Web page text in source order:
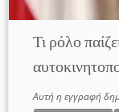
Τι ρόλο
Αυτή η εγγραφή